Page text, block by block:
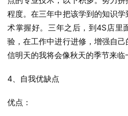
程度。在三年中把该学到的知识
术掌握好。三年之后，到4S店里
验，在工作中进行进修，增强自
信明天的我将会像秋天的季节来临
4、自我优缺点
优点：